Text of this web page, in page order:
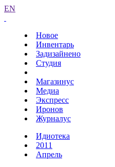
EN
Новое
Инвентарь
Задизайнено
Студия
Магазинус
Медиа
Экспресс
Иронов
Журналус
Идиотека
2011
Апрель